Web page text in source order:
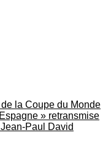
la Coupe du Monde
» retransmise
Paul David